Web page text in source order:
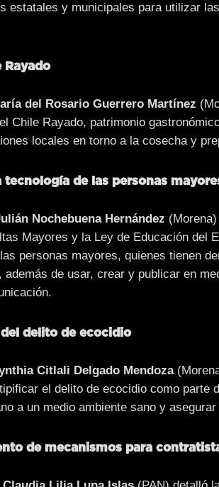
estatales y municipales para utilizar
Rayado
del Rosario Guerrero Martínez
Chile Rayado, patrimonio
locales en torno a la cosecha y
tecnología de las personas
Nochebuena Hernández
Mayores y la Ley de Educación del
personas mayores, quienes tienen
además de usar, crear y publicar en
delito de ecocidio
Citlali Delgado Mendoza
el delito de ecocidio como parte
a un medio ambiente sano y
de mecanismos para